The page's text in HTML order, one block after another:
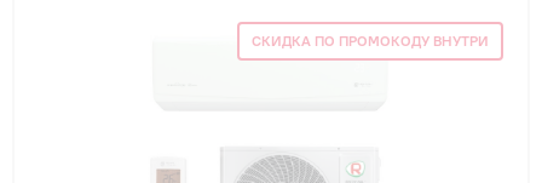
СКИДКА ПО ПРОМОКОДУ ВНУТРИ